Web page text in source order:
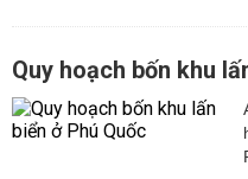
Quy hoạch bốn khu